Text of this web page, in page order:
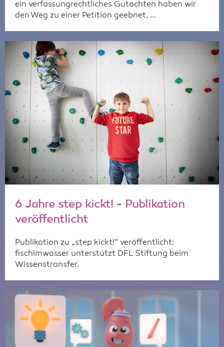
ein verfassungrechtliches Gutachten haben wir
den Weg zu einer Petition geebnet, ...
6 Jahre step kickt! - Publikation
veröffentlicht
Publikation zu „step kickt!“ veröffentlicht:
fischimwasser unterstützt DFL Stiftung beim
Wissenstransfer.